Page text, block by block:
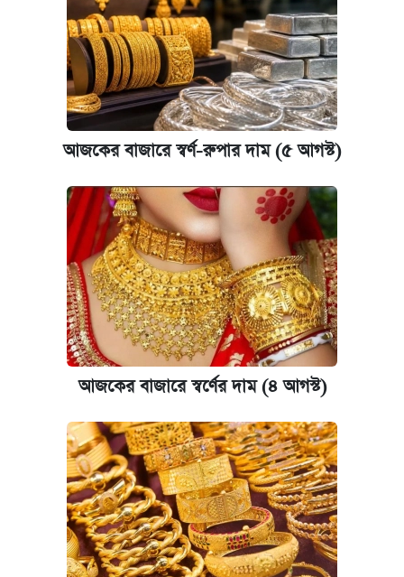
আজকের বাজারে স্বর্ণ-রুপার দাম (৫ আগস্ট)
আজকের বাজারে স্বর্ণের দাম (৪ আগস্ট)